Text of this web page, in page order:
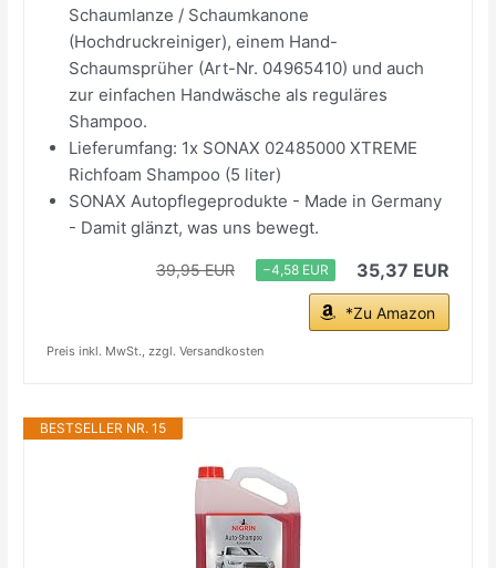
Schaumlanze / Schaumkanone
(Hochdruckreiniger), einem Hand-
Schaumsprüher (Art-Nr. 04965410) und auch
zur einfachen Handwäsche als reguläres
Shampoo.
Lieferumfang: 1x SONAX 02485000 XTREME
Richfoam Shampoo (5 liter)
SONAX Autopflegeprodukte - Made in Germany
- Damit glänzt, was uns bewegt.
39,95 EUR −4,58 EUR 35,37 EUR
*Zu Amazon
Preis inkl. MwSt., zzgl. Versandkosten
BESTSELLER NR. 15